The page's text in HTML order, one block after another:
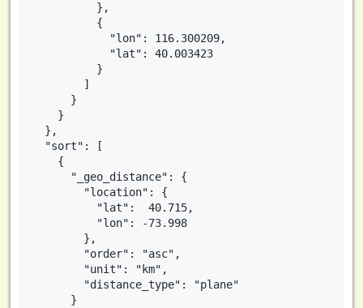
          },
          {
            "lon": 116.300209,
            "lat": 40.003423
          }
        ]
      }
    }
  },
  "sort": [
    {
      "_geo_distance": {
        "location": {
          "lat":  40.715,
          "lon": -73.998
        },
        "order": "asc",
        "unit": "km",
        "distance_type": "plane"
      }